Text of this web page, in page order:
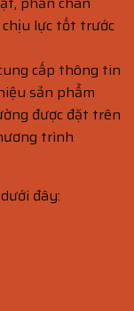
lực tốt trước
cấp thông tin
sản phẩm
được đặt trên
trình
đây: